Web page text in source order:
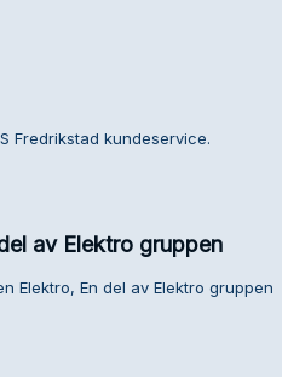
Fredrikstad kundeservice.
av Elektro gruppen
Elektro, En del av Elektro gruppen